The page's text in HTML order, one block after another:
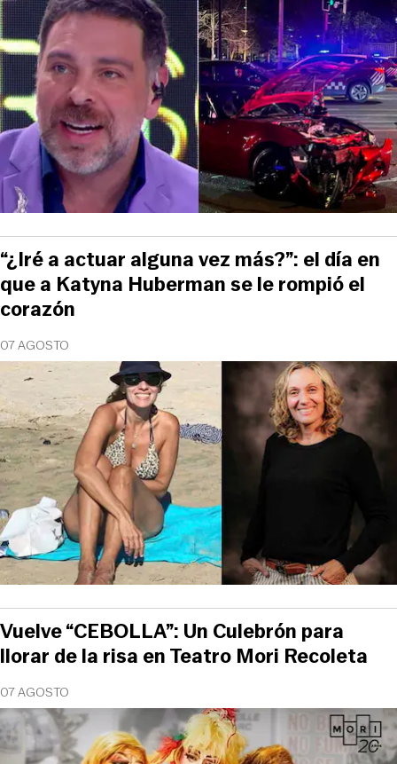
07 AGOSTO
“¿Iré a actuar alguna vez más?”: el día en
que a Katyna Huberman se le rompió el
corazón
07 AGOSTO
Vuelve “CEBOLLA”: Un Culebrón para
llorar de la risa en Teatro Mori Recoleta